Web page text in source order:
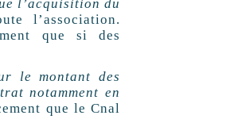
l’acquisition du
l’association.
que si des
le montant des
notamment en
que le Cnal